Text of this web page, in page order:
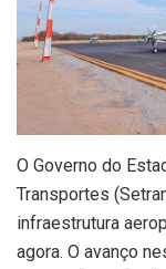
O Governo do
Transportes
infraestrutura
agora. O avanço